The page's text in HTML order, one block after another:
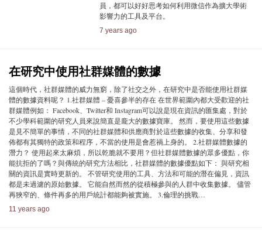
員，都可以好好思考如何利用微信作為擴大學術
影響力的工具及平台。
7 years ago
在研究中使用社群媒體的數據
這個時代，社群媒體的威力無窮，除了社交之外，在研究中是否能使用社群媒
體的數據資料呢？ 1.社群媒體 – 憂喜參半的存在 在世界範圍內都大受歡迎的社
群媒體例如： Facebook、Twitter和 Instagram可以說是現在資訊的匯集處，對於
不少學科範圍的研究人員來說簡直是龐大的數據寶庫。 然而，要使用這些數據
是見不簡單的事情，不同的社群媒體和供應商對於這些數據的收集、分享和發
佈都有其獨特的政策和程序，不當的使用是會惹禍上身的。 2.社群媒體數據的
潛力？ 使用起來太麻煩，所以乾脆就不要用？但社群媒體數據的眾多優點，你
能抗拒的了嗎？與傳統的研究方法相比，社群媒體的數據優點如下： 與研究相
關的資訊是實時更新的。 不管研究使用的工具、方法和可能的潛在偏見，資訊
都是未過濾的原始數據。 它能自然而然的從積極參與的人群中收集數據。 儘管
再狹窄的、條件再多的用戶統計都能夠被實施。 3.倫理的挑戰…
11 years ago